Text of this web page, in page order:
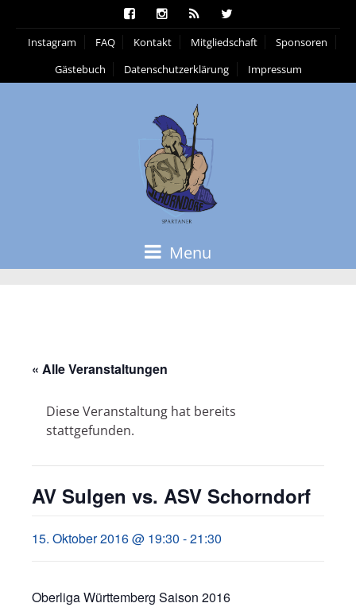
Instagram FAQ Kontakt Mitgliedschaft
Sponsoren
Gästebuch
Datenschutzerklärung Impressum
Menu
« Alle Veranstaltungen
Diese Veranstaltung hat bereits
stattgefunden.
AV Sulgen vs. ASV Schorndorf
15. Oktober 2016 @ 19:30 -21:30
Oberliga Württemberg Saison 2016